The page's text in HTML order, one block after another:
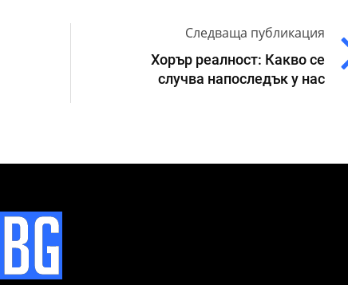
Следваща публикация
Хорър реалност: Какво се
случва напоследък у нас